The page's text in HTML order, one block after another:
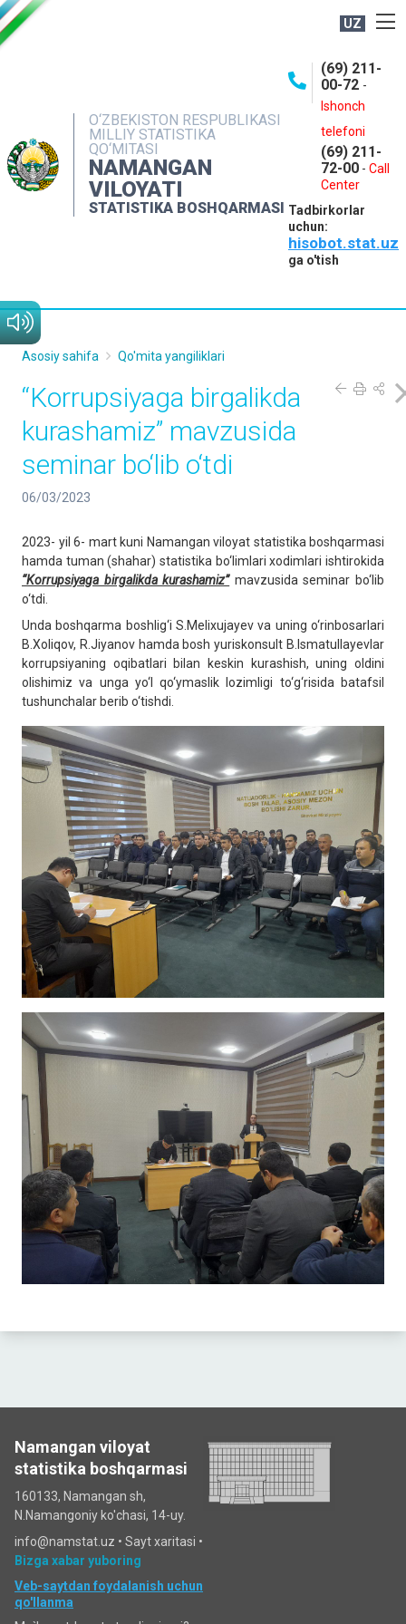
UZ
O‘ZBEKISTON RESPUBLIKASI
MILLIY STATISTIKA
QO‘MITASI
NAMANGAN
VILOYATI
STATISTIKA BOSHQARMASI
(69) 211-
00-72 -
Ishonch
telefoni
(69) 211-
72-00 - Call
Center
Tadbirkorlar
uchun:
hisobot.stat.uz
ga o'tish
NASHRLAR
INTERAKTIV XIZMATLAR
MATBUOT XIZMATI
MUROJAATLAR
Asosiy sahifa Qo'mita yangiliklari
“Korrupsiyaga birgalikda
kurashamiz” mavzusida
seminar bo‘lib o‘tdi
06/03/2023
2023- yil 6- mart kuni Namangan viloyat statistika boshqarmasi
hamda tuman (shahar) statistika bo‘limlari xodimlari ishtirokida
“Korrupsiyaga birgalikda kurashamiz”mavzusida seminar bo‘lib
o‘tdi.
Unda boshqarma boshlig‘i S.Melixujayev va uning o‘rinbosarlari
B.Xoliqov, R.Jiyanov hamda bosh yuriskonsult B.Ismatullayevlar
korrupsiyaning oqibatlari bilan keskin kurashish, uning oldini
olishimiz va unga yo‘l qo‘ymaslik lozimligi to‘g‘risida batafsil
tushunchalar berib o‘tishdi.
Namangan viloyat
statistika boshqarmasi
160133, Namangan sh,
N.Namangoniy ko'chasi, 14-uy.
info@namstat.uz • Sayt xaritasi •
Bizga xabar yuboring
Veb-saytdan foydalanish uchun
qo'llanma